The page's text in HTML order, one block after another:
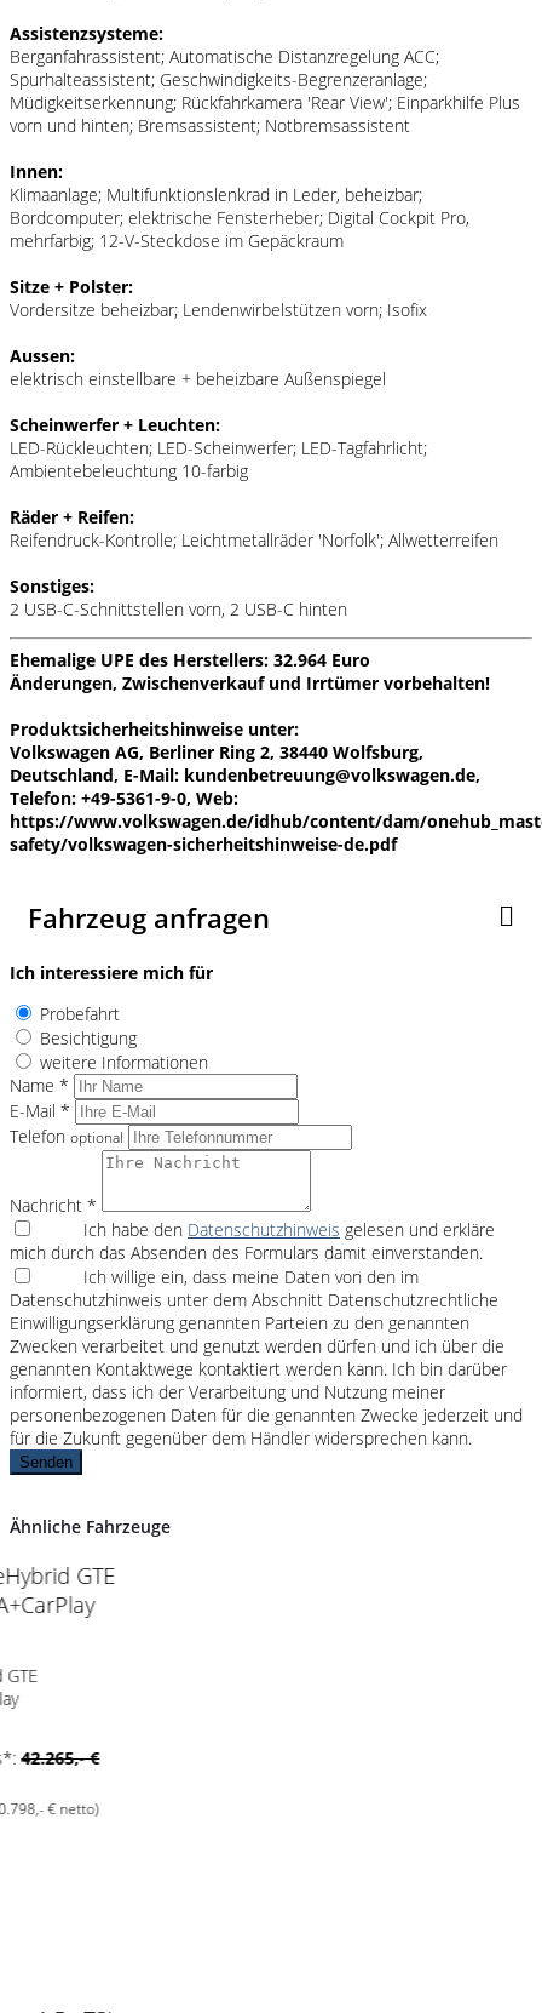
Assistenzsysteme:
Berganfahrassistent; Automatische Distanzregelung ACC;
Spurhalteassistent; Geschwindigkeits-Begrenzeranlage;
Müdigkeitserkennung; Rückfahrkamera 'Rear View'; Einparkhilfe Plus
vorn und hinten; Bremsassistent; Notbremsassistent
Innen:
Klimaanlage; Multifunktionslenkrad in Leder, beheizbar;
Bordcomputer; elektrische Fensterheber; Digital Cockpit Pro,
mehrfarbig; 12-V-Steckdose im Gepäckraum
Sitze + Polster:
Vordersitze beheizbar; Lendenwirbelstützen vorn; Isofix
Aussen:
elektrisch einstellbare + beheizbare Außenspiegel
Scheinwerfer + Leuchten:
LED-Rückleuchten; LED-Scheinwerfer; LED-Tagfahrlicht;
Ambientebeleuchtung 10-farbig
Räder + Reifen:
Reifendruck-Kontrolle; Leichtmetallräder 'Norfolk'; Allwetterreifen
Sonstiges:
2 USB-C-Schnittstellen vorn, 2 USB-C hinten
Ehemalige UPE des Herstellers: 32.964 Euro
Änderungen, Zwischenverkauf und Irrtümer vorbehalten!
Produktsicherheitshinweise unter:
Volkswagen AG, Berliner Ring 2, 38440 Wolfsburg,
Deutschland, E-Mail: kundenbetreuung@volkswagen.de,
Telefon: +49-5361-9-0, Web:
https://www.volkswagen.de/idhub/content/dam/
safety/volkswagen-sicherheitshinweise-de.pdf
Fahrzeug anfragen
Ich interessiere mich für
Probefahrt
Besichtigung
weitere Informationen
Name *
E-Mail *
Telefon optional
Nachricht *
Ich habe den Datenschutzhinweis gelesen und erkläre
mich durch das Absenden des Formulars damit einverstanden.
Ich willige ein, dass meine Daten von den im
Datenschutzhinweis unter dem Abschnitt Datenschutzrechtliche
Einwilligungserklärung genannten Parteien zu den genannten
Zwecken verarbeitet und genutzt werden dürfen und ich über die
genannten Kontaktwege kontaktiert werden kann. Ich bin darüber
informiert, dass ich der Verarbeitung und Nutzung meiner
personenbezogenen Daten für die genannten Zwecke jederzeit und
für die Zukunft gegenüber dem Händler widersprechen kann.
Senden
Ähnliche Fahrzeuge